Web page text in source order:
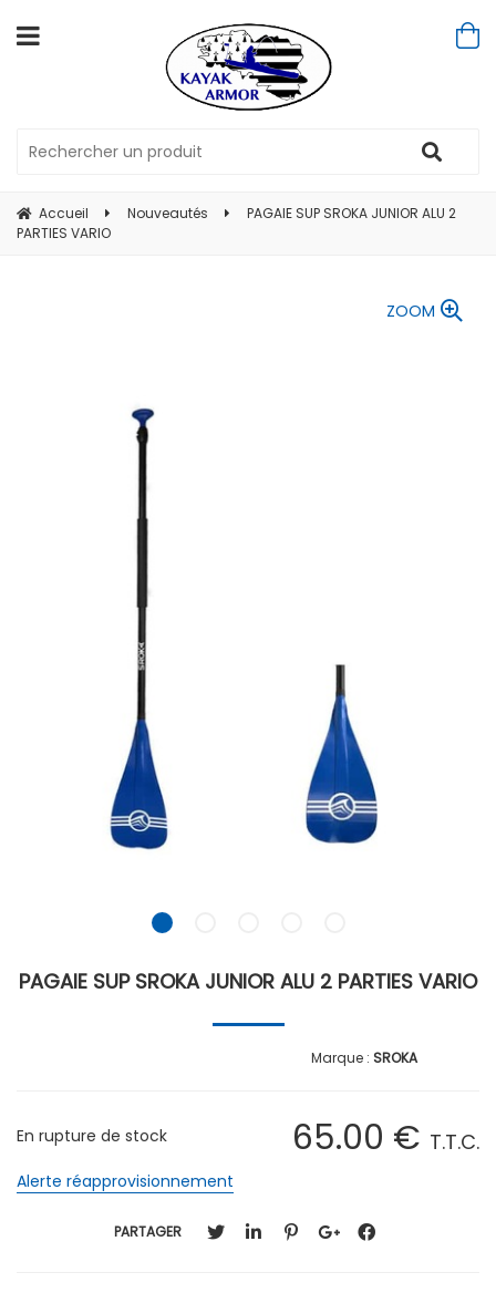
Accueil Nouveautés
PAGAIE SUP SROKA JUNIOR ALU 2
PARTIES VARIO
ZOOM
PAGAIE SUP SROKA JUNIOR ALU 2 PARTIES VARIO
SROKA
65.00 € T.T.C.
En rupture de stock
Alerte réapprovisionnement
PARTAGER